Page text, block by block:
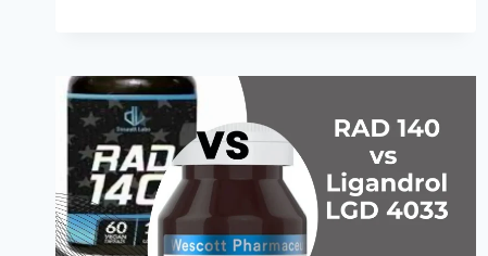
LA
DOSIS
ÓPTIMA
PARA
LA
PÉRDIDA
DE